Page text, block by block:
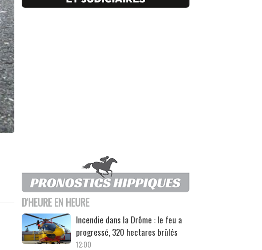
D'HEURE EN HEURE
Incendie dans la Drôme : le feu a
progressé, 320 hectares brûlés
12:00